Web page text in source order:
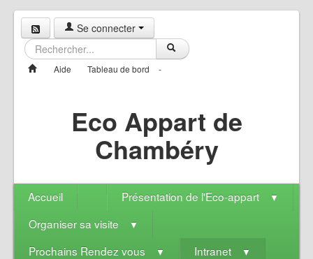
Se connecter
Aide Tableau de bord -
Eco Appart de
Chambéry
Accueil Présentation de l'Eco-appart ▼
Organiser sa visite ▼
Prochains Rendez vous ▼ Intranet ▼